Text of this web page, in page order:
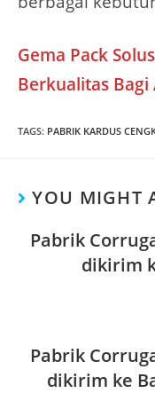
Gema Pack
Berkualitas Bagi
TAGS: PABRIK KARDUS
YOU MIGHT
Pabrik
dikirim
Pabrik
dikirim ke